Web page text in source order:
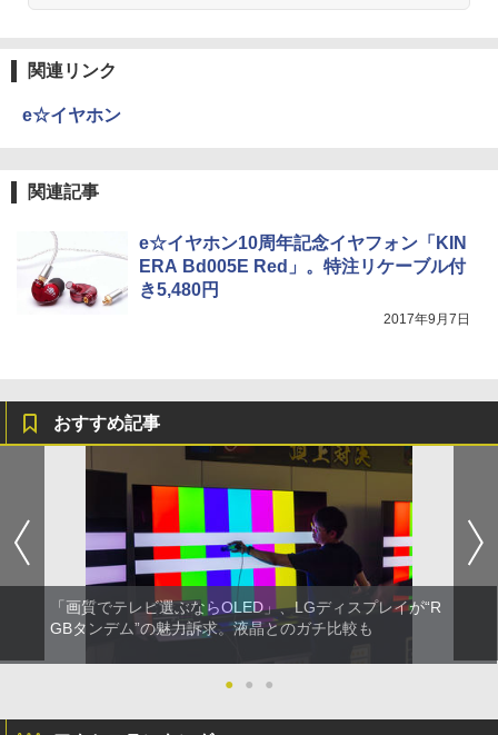
関連リンク
e☆イヤホン
関連記事
e☆イヤホン10周年記念イヤフォン「KIN
ERA Bd005E Red」。特注リケーブル付
き5,480円
2017年9月7日
おすすめ記事
「画質でテレビ選ぶならOLED」、LGディスプレイが“R
GBタンデム”の魅力訴求。液晶とのガチ比較も
● ● ●